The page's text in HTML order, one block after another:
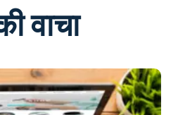
वाचा